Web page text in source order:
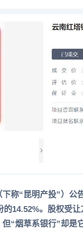
称“昆明产投”）
14.52%。股权受
“烟草系银行”却